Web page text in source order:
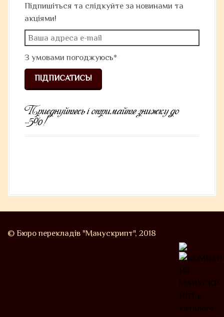
Підпишіться та слідкуйте за новинами та
акціями!
З умовами погоджуюсь*
Приєднуйтесь і отримайте знижку до
-5%!
© Бюро перекладів "Манускрипт", 2018